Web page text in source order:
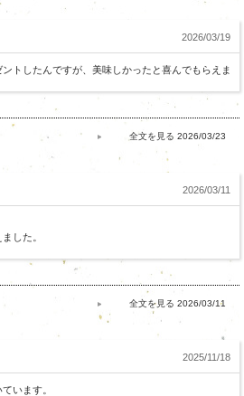
2026/03/19
トしたんですが、美味しかったと喜んでもらえま
2026/03/23
2026/03/11
した。
2026/03/11
2025/11/18
います。